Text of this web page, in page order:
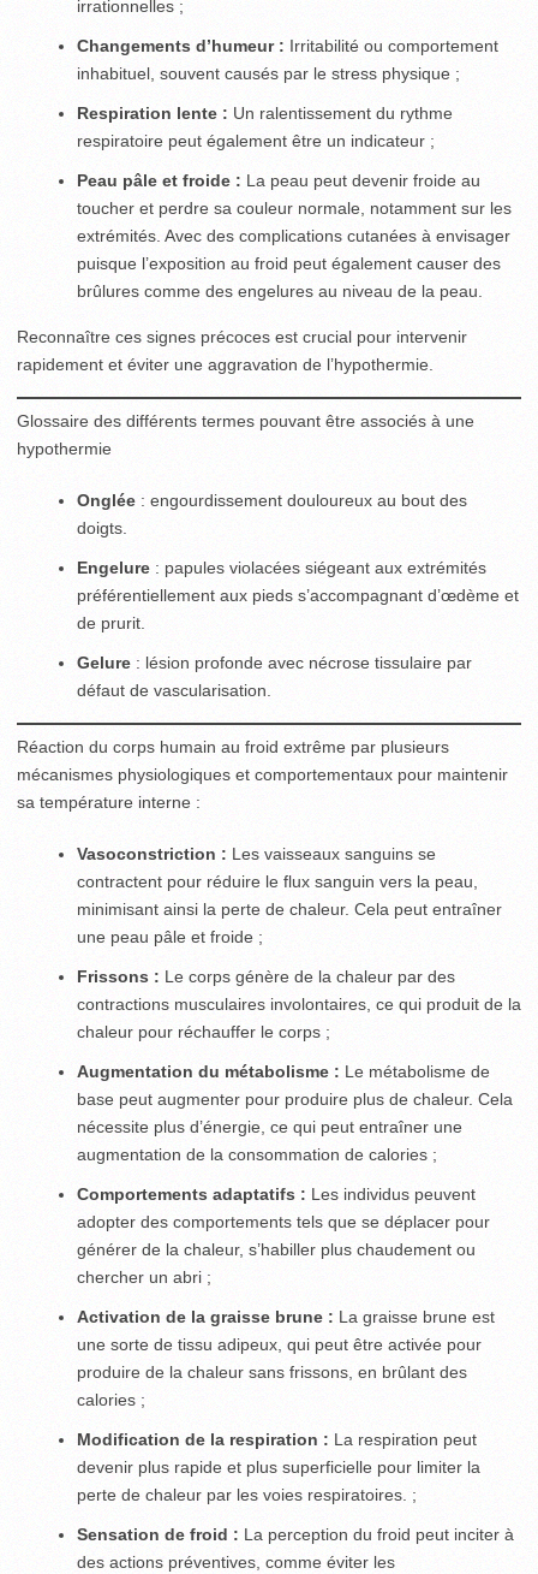
irrationnelles ;
Changements d’humeur : Irritabilité ou comportement
inhabituel, souvent causés par le stress physique ;
Respiration lente : Un ralentissement du rythme
respiratoire peut également être un indicateur ;
Peau pâle et froide : La peau peut devenir froide au
toucher et perdre sa couleur normale, notamment sur les
extrémités. Avec des complications cutanées à envisager
puisque l’exposition au froid peut également causer des
brûlures comme des engelures au niveau de la peau.
Reconnaître ces signes précoces est crucial pour intervenir
rapidement et éviter une aggravation de l’hypothermie.
Glossaire des différents termes pouvant être associés à une
hypothermie
Onglée : engourdissement douloureux au bout des
doigts.
Engelure : papules violacées siégeant aux extrémités
préféren­tiel­lement aux pieds s’accompagnant d’œdème et
de prurit.
Gelure : lésion profonde avec nécrose tissulaire par
défaut de vascularisation.
Réaction du corps humain au froid extrême par plusieurs
mécanismes physiologiques et comportementaux pour maintenir
sa température interne :
Vasoconstriction : Les vaisseaux sanguins se
contractent pour réduire le flux sanguin vers la peau,
minimisant ainsi la perte de chaleur. Cela peut entraîner
une peau pâle et froide ;
Frissons : Le corps génère de la chaleur par des
contractions musculaires involontaires, ce qui produit de la
chaleur pour réchauffer le corps ;
Augmentation du métabolisme : Le métabolisme de
base peut augmenter pour produire plus de chaleur. Cela
nécessite plus d’énergie, ce qui peut entraîner une
augmentation de la consommation de calories ;
Comportements adaptatifs : Les individus peuvent
adopter des comportements tels que se déplacer pour
générer de la chaleur, s’habiller plus chaudement ou
chercher un abri ;
Activation de la graisse brune : La graisse brune est
une sorte de tissu adipeux, qui peut être activée pour
produire de la chaleur sans frissons, en brûlant des
calories ;
Modification de la respiration : La respiration peut
devenir plus rapide et plus superficielle pour limiter la
perte de chaleur par les voies respiratoires. ;
Sensation de froid : La perception du froid peut inciter à
des actions préventives, comme éviter les